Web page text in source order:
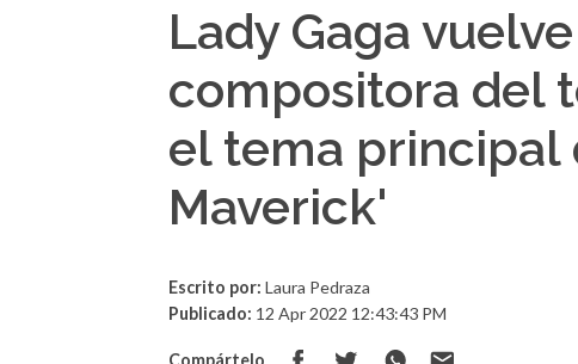
Lady Gaga
compositora del
el tema principal
Maverick'
Escrito por: Laura Pedraza
Publicado: 12 Apr 2022 12:43:43 PM
Compártelo